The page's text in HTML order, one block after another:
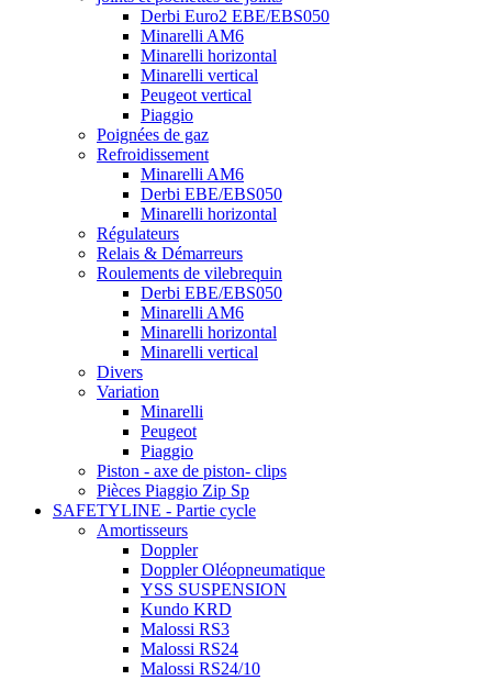
Derbi Euro2 EBE/EBS050
Minarelli AM6
Minarelli horizontal
Minarelli vertical
Peugeot vertical
Piaggio
Poignées de gaz
Refroidissement
Minarelli AM6
Derbi EBE/EBS050
Minarelli horizontal
Régulateurs
Relais & Démarreurs
Roulements de vilebrequin
Derbi EBE/EBS050
Minarelli AM6
Minarelli horizontal
Minarelli vertical
Divers
Variation
Minarelli
Peugeot
Piaggio
Piston - axe de piston- clips
Pièces Piaggio Zip Sp
SAFETYLINE - Partie cycle
Amortisseurs
Doppler
Doppler Oléopneumatique
YSS SUSPENSION
Kundo KRD
Malossi RS3
Malossi RS24
Malossi RS24/10